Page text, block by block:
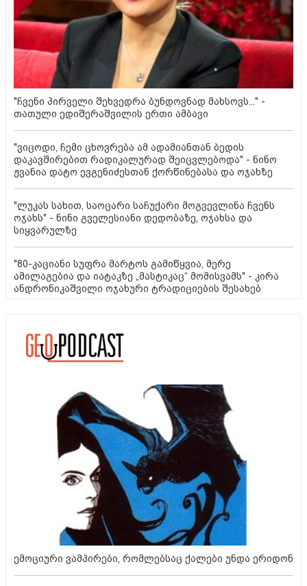
"ჩვენი პირველი შეხვედრა ბუნდოვნად მახსოვს..." -
თათული ედიშერაშვილის ერთი ამბავი
"ვიცოდი, ჩემი ცხოვრება ამ ადამიანთან ბედის
დაკავშირებით რადიკალურად შეიცვლებოდა" - ნინო
ჟვანია დატო ევგენიძესთან ქორწინებასა და ოჯახზე
"ლუკას სახით, საოცარი საჩუქარი მოგვევლინა ჩვენს
ოჯახს" - ნინი გველესიანი დედობაზე, ოჯახსა და
სიყვარულზე
"80-კაციანი სუფრა მარტოს გამიწყვია, მერე
ამილაგებია და იატაკზე „მასტიკაც“ მომისვამს" - კირა
ანდრონიკაშვილი ოჯახური ტრადიციების შესახებ
ემოციური ვამპირები, რომლებსაც ქალები უნდა ერიდონ